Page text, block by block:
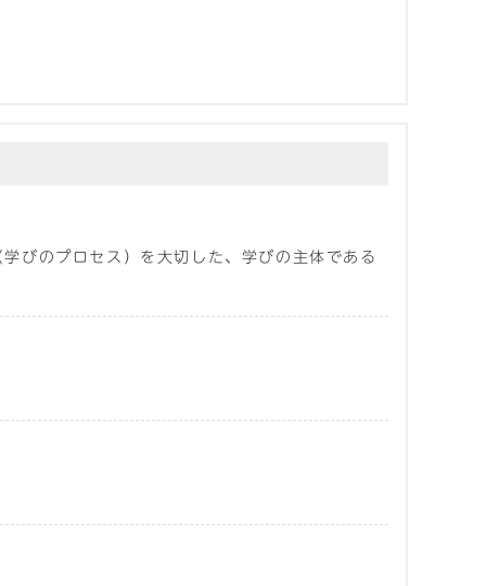
びのプロセス）を大切した、学びの主体である